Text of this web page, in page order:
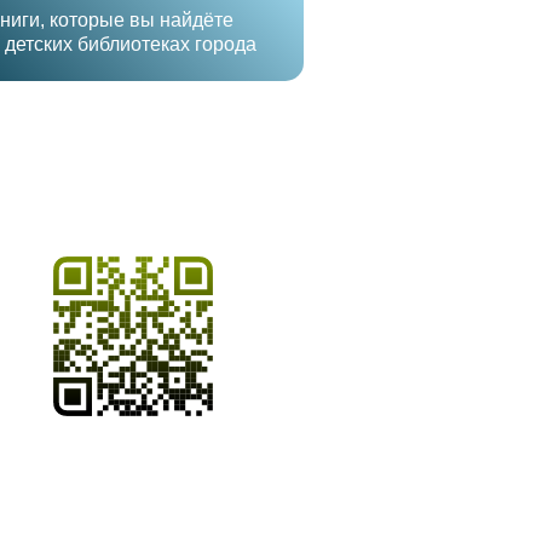
которые вы найдёте
детских библиотеках города